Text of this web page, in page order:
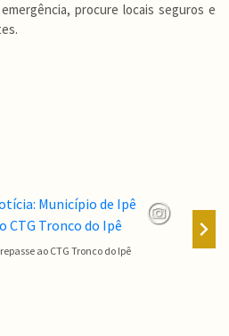
procure locais seguros e
ao CTG Tronco do Ipê